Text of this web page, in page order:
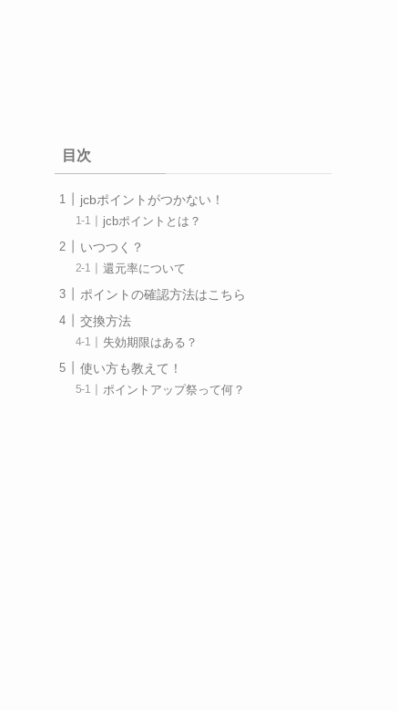
目次
jcbポイントがつかない！
jcbポイントとは？
いつつく？
還元率について
ポイントの確認方法はこちら
交換方法
失効期限はある？
使い方も教えて！
ポイントアップ祭って何？